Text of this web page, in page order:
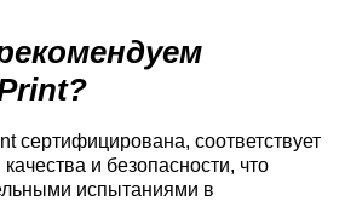
сертифицирована, соответствует
и безопасности, что
испытаниями в